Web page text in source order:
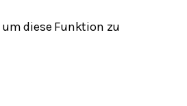
um diese Funktion zu